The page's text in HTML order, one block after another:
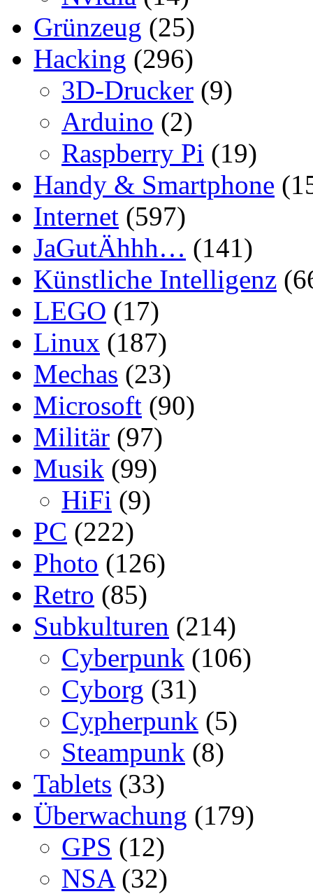
Grünzeug (25)
Hacking (296)
3D-Drucker (9)
Arduino (2)
Raspberry Pi (19)
Handy & Smartphone
Internet (597)
JaGutÄhhh… (141)
Künstliche Intelligenz
LEGO (17)
Linux (187)
Mechas (23)
Microsoft (90)
Militär (97)
Musik (99)
HiFi (9)
PC (222)
Photo (126)
Retro (85)
Subkulturen (214)
Cyberpunk (106)
Cyborg (31)
Cypherpunk (5)
Steampunk (8)
Tablets (33)
Überwachung (179)
GPS (12)
NSA(32)